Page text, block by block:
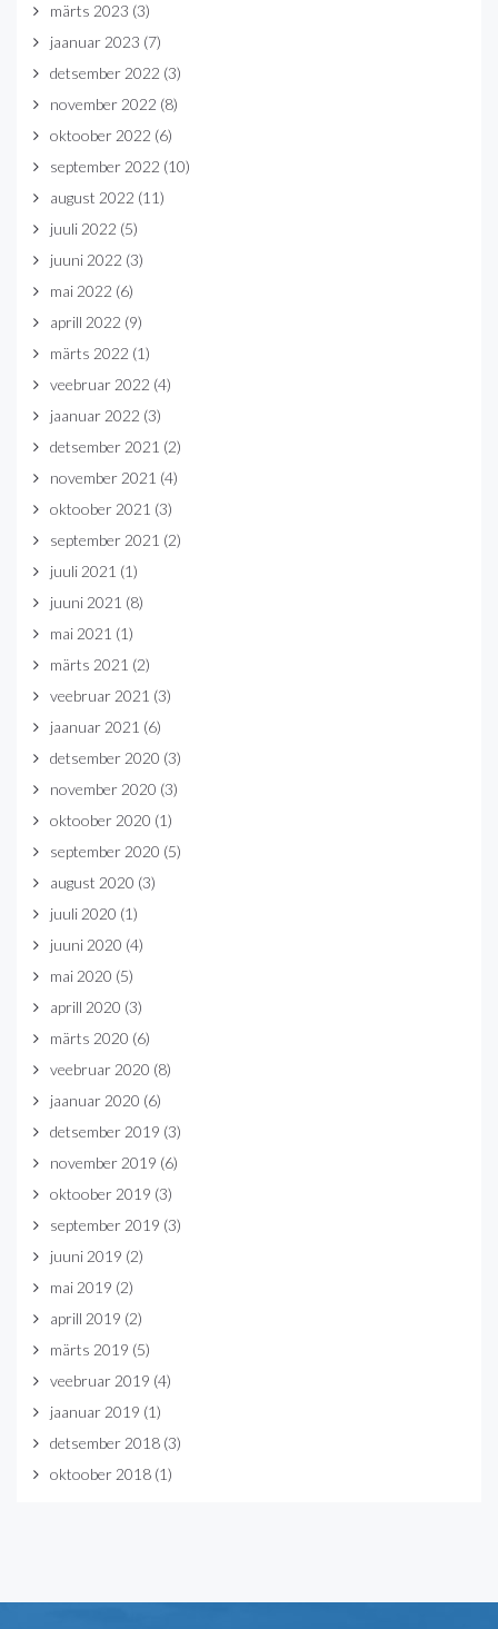
märts 2023 (3)
jaanuar 2023 (7)
detsember 2022 (3)
november 2022 (8)
oktoober 2022 (6)
september 2022 (10)
august 2022 (11)
juuli 2022 (5)
juuni 2022 (3)
mai 2022 (6)
aprill 2022 (9)
märts 2022 (1)
veebruar 2022 (4)
jaanuar 2022 (3)
detsember 2021 (2)
november 2021 (4)
oktoober 2021 (3)
september 2021 (2)
juuli 2021 (1)
juuni 2021 (8)
mai 2021 (1)
märts 2021 (2)
veebruar 2021 (3)
jaanuar 2021 (6)
detsember 2020 (3)
november 2020 (3)
oktoober 2020 (1)
september 2020 (5)
august 2020 (3)
juuli 2020 (1)
juuni 2020 (4)
mai 2020 (5)
aprill 2020 (3)
märts 2020 (6)
veebruar 2020 (8)
jaanuar 2020 (6)
detsember 2019 (3)
november 2019 (6)
oktoober 2019 (3)
september 2019 (3)
juuni 2019 (2)
mai 2019 (2)
aprill 2019 (2)
märts 2019 (5)
veebruar 2019 (4)
jaanuar 2019 (1)
detsember 2018 (3)
oktoober 2018 (1)